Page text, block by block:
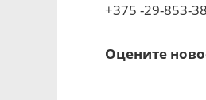
+375 -29-853-
Оцените